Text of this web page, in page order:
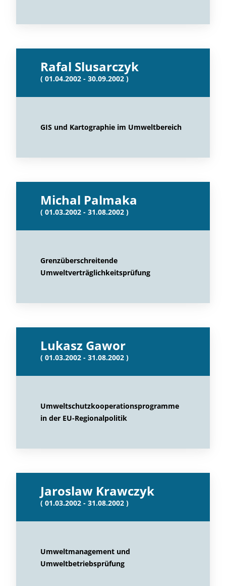
Rafal Slusarczyk
( 01.04.2002 - 30.09.2002 )
GIS und Kartographie im Umweltbereich
Michal Palmaka
( 01.03.2002 - 31.08.2002 )
Grenzüberschreitende
Umweltverträglichkeitsprüfung
Lukasz Gawor
( 01.03.2002 - 31.08.2002 )
Umweltschutzkooperationsprogramme
in der EU-Regionalpolitik
Jaroslaw Krawczyk
( 01.03.2002 - 31.08.2002 )
Umweltmanagement und
Umweltbetriebsprüfung